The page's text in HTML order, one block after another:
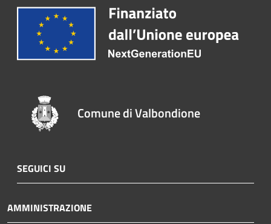
Comune di Valbondione
SEGUICI SU
AMMINISTRAZIONE